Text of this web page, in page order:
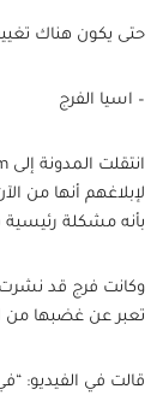
حتى يكون هناك
– اسيا الفرج
لإبلاغهم أنها من
بأنه مشكلة رئيسية
وكانت فرج قد
تعبر عن غضبها من
قالت في الفيديو: